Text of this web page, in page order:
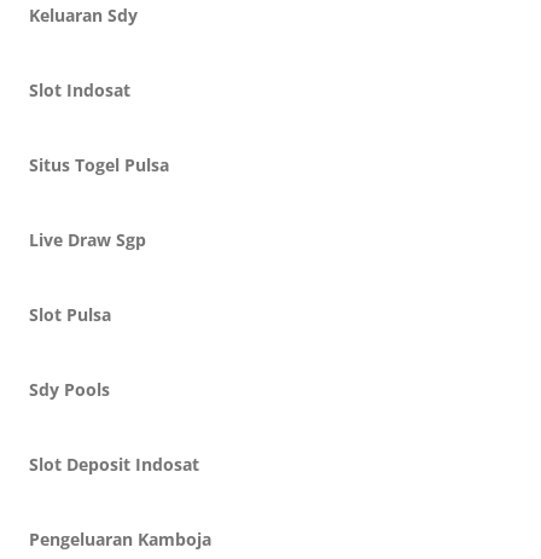
Keluaran Sdy
Slot Indosat
Situs Togel Pulsa
Live Draw Sgp
Slot Pulsa
Sdy Pools
Slot Deposit Indosat
Pengeluaran Kamboja